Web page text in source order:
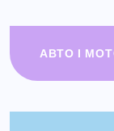
АВТО І